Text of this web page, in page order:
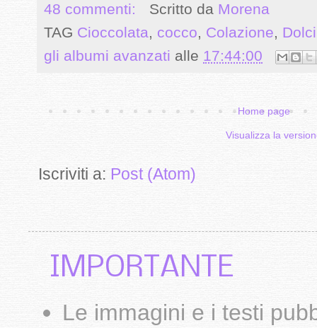
48 commenti: Scritto da Morena
TAG Cioccolata, cocco, Colazione,
gli albumi avanzati alle 17:44:00
Home page
Visualizza la
Iscriviti a: Post (Atom)
IMPORTANTE
Le immagini e i testi